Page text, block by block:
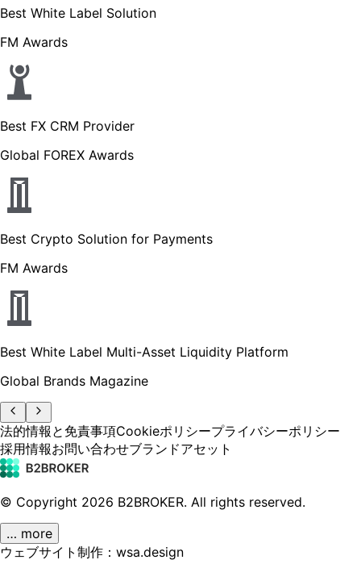
Best White Label Solution
FM Awards
Best FX CRM Provider
Global FOREX Awards
Best Crypto Solution for Payments
FM Awards
Best White Label Multi-Asset Liquidity Platform
Global Brands Magazine
法的情報と免責事項Cookieポリシープライバシーポリシー
採用情報お問い合わせブランドアセット
© Copyright 2026 B2BROKER. All rights reserved.
… more
ウェブサイト制作：wsa.design